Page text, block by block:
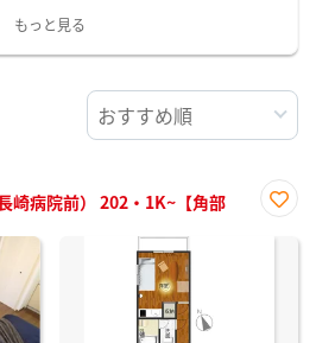
もっと見る
崎病院前） 202・1K~【角部
に入